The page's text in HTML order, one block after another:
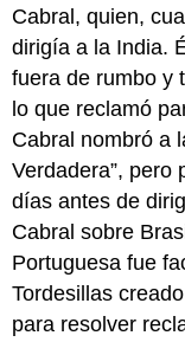
Cabral, quien,
dirigía a la India.
fuera de rumbo y
lo que reclamó
Cabral nombró a
Verdadera”, pero
días antes de
Cabral sobre
Portuguesa fue
Tordesillas
para resolver